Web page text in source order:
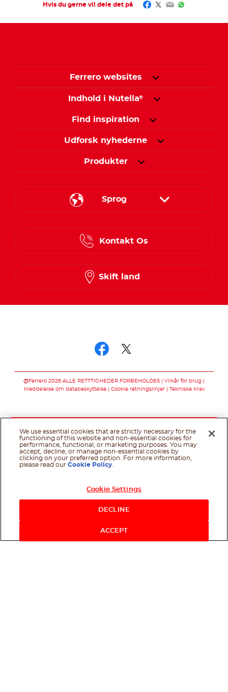
Hvis du gerne vil dele det på Facebook
Twitter
EmailWhatsApp
Ferrero websites
Indhold i Nutella®
Find inspiration
Udforsk nyhederne
Produkter
Sprog
Danish
Norwegian
Kontakt Os
Skift land
@Ferrero 2026 ALLE RETTTIGHEDER FORBEHOLDES
Vilkår for brug
Meddelelse om databeskyttelse
Cookie retningslinjer Tekniske Krav
We use essential cookies that are strictly necessary for the
functioning of this website and non-essential cookies for
performance, functional, or marketing purposes. You may
accept, decline, or manage non-essential cookies by
clicking on your preferred option. For more information,
please read ourCookie Policy
Cookie Settings
DECLINE
ACCEPT